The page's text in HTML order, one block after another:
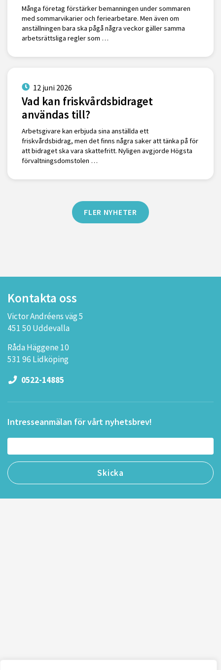
Många företag förstärker bemanningen under sommaren
med sommarvikarier och feriearbetare. Men även om
anställningen bara ska pågå några veckor gäller samma
arbetsrättsliga regler som …
12 juni 2026
Vad kan friskvårdsbidraget
användas till?
Arbetsgivare kan erbjuda sina anställda ett
friskvårdsbidrag, men det finns några saker att tänka på för
att bidraget ska vara skattefritt. Nyligen avgjorde Högsta
förvaltningsdomstolen …
FLER NYHETER
Kontakta oss
Victor Andréens väg 5
451 50 Uddevalla
Råda Häggene 10
531 96 Lidköping
0522-14885
Intresseanmälan för vårt nyhetsbrev!